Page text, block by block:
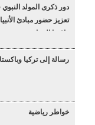
دور ذكرى المولد
تعزيز حضور مبادئ
واقعنا المعاصر
رسالة إلى تركيا
خواطر رياضية